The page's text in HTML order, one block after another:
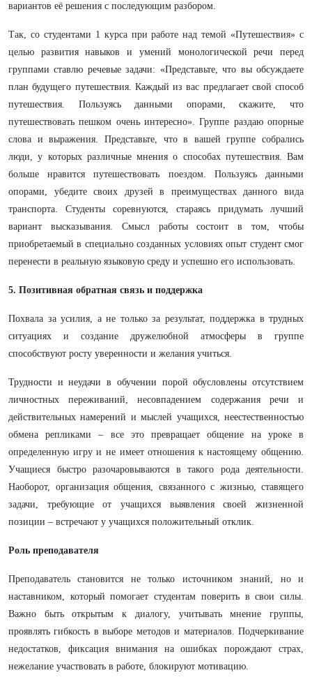
вариантов её решения с последующим разбором.
Так, со студентами 1 курса при работе над темой «Путешествия» с
целью развития навыков и умений монологической речи перед
группами ставлю речевые задачи: «Представьте, что вы обсуждаете
план будущего путешествия. Каждый из вас предлагает свой способ
путешествия. Пользуясь данными опорами, скажите, что
путешествовать пешком очень интересно». Группе раздаю опорные
слова и выражения. Представьте, что в вашей группе собрались
люди, у которых различные мнения о способах путешествия. Вам
больше нравится путешествовать поездом. Пользуясь данными
опорами, убедите своих друзей в преимуществах данного вида
транспорта. Студенты соревнуются, стараясь придумать лучший
вариант высказывания. Смысл работы состоит в том, чтобы
приобретаемый в специально созданных условиях опыт студент смог
перенести в реальную языковую среду и успешно его использовать.
5. Позитивная обратная связь и поддержка
Похвала за усилия, а не только за результат, поддержка в трудных
ситуациях и создание дружелюбной атмосферы в группе
способствуют росту уверенности и желания учиться.
Трудности и неудачи в обучении порой обусловлены отсутствием
личностных переживаний, несовпадением содержания речи и
действительных намерений и мыслей учащихся, неестественностью
обмена репликами – все это превращает общение на уроке в
определенную игру и не имеет отношения к настоящему общению.
Учащиеся быстро разочаровываются в такого рода деятельности.
Наоборот, организация общения, связанного с жизнью, ставящего
задачи, требующие от учащихся выявления своей жизненной
позиции – встречают у учащихся положительный отклик.
Роль преподавателя
Преподаватель становится не только источником знаний, но и
наставником, который помогает студентам поверить в свои силы.
Важно быть открытым к диалогу, учитывать мнение группы,
проявлять гибкость в выборе методов и материалов. Подчеркивание
недостатков, фиксация внимания на ошибках порождают страх,
нежелание участвовать в работе, блокируют мотивацию.